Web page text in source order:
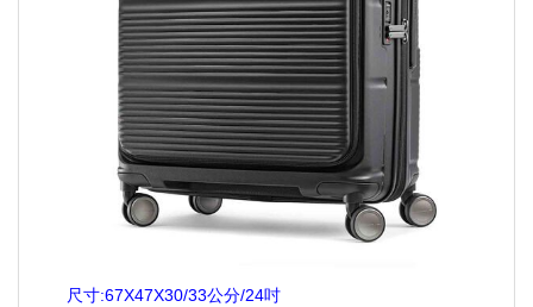
尺寸:67X47X30/33公分/24吋